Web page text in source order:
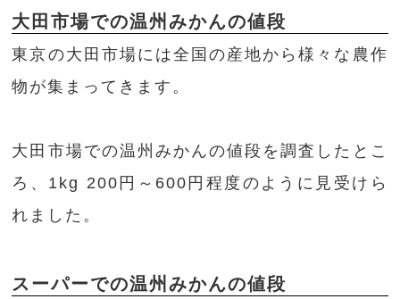
大田市場での温州みかんの値段
東京の大田市場には全国の産地から様々な農作
物が集まってきます。
大田市場での温州みかんの値段を調査したとこ
ろ、1kg 200円～600円程度のように見受けら
れました。
スーパーでの温州みかんの値段